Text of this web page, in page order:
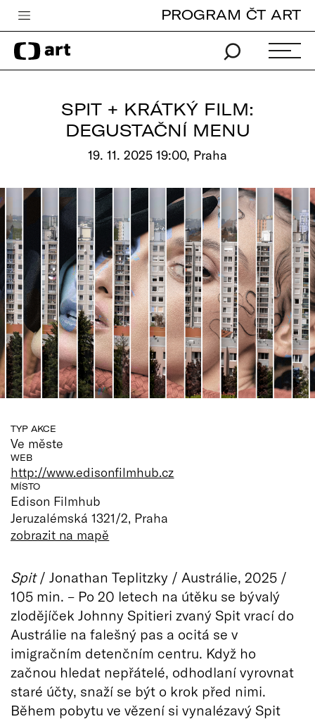
Česká televize
Zpravodajství
Vše o ČT
PROGRAM ČT ART
SPIT + KRÁTKÝ FILM:
DEGUSTAČNÍ MENU
19. 11. 2025 19:00, Praha
TYP AKCE
Ve měste
WEB
http://www.edisonfilmhub.cz
MÍSTO
Edison Filmhub
Jeruzalémská 1321/2, Praha
zobrazit na mapě
Spit/ Jonathan Teplitzky / Austrálie, 2025 /
105 min. – Po 20 letech na útěku se bývalý
zlodějíček Johnny Spitieri zvaný Spit vrací do
Austrálie na falešný pas a ocitá se v
imigračním detenčním centru. Když ho
začnou hledat nepřátelé, odhodlaní vyrovnat
staré účty, snaží se být o krok před nimi.
Během pobytu ve vězení si vynalézavý Spit